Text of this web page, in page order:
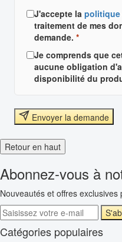
J'accepte la
traitement de mes
demande. *
Je comprends que
aucune obligation
disponibilité du
Envoyer la demande
Retour en haut
Abonnez-vous à
Nouveautés et offres
Catégories populaires